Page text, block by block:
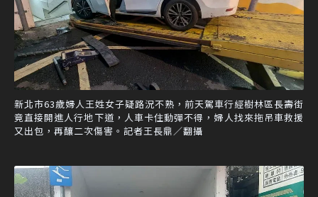
新北市63歲婦人王姓女子疑路況不熟，前天駕車行經樹林區長壽街
竟直接開進人行地下道，人車卡住動彈不得，婦人找來拖吊車救援
又出包，再釀二次傷害。記者王長鼎／翻攝